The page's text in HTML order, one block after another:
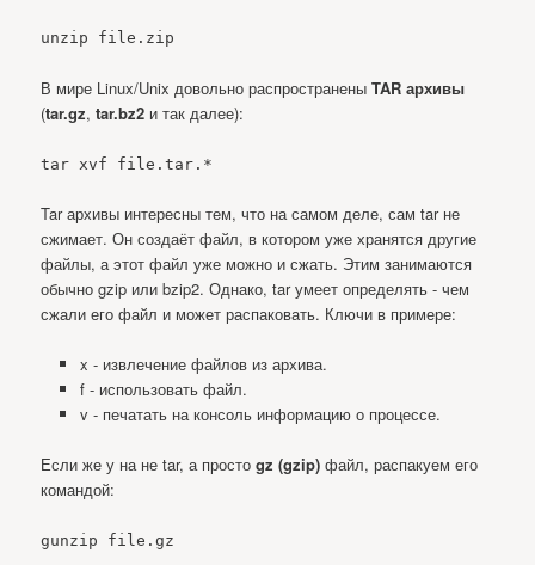
unzip file.zip
В мире Linux/Unix довольно распространеныTAR архивы
(tar.gz,tar.bz2 и так далее):
tar xvf file.tar.*
Tar архивы интересны тем, что на самом деле, сам tar не
сжимает. Он создаёт файл, в котором уже хранятся другие
файлы, а этот файл уже можно и сжать. Этим занимаются
обычно gzip или bzip2. Однако, tar умеет определять - чем
сжали его файл и может распаковать. Ключи в примере:
x - извлечение файлов из архива.
f - использовать файл.
v - печатать на консоль информацию о процессе.
Если же у на не tar, а простоgz (gzip) файл, распакуем его
командой:
gunzip file.gz